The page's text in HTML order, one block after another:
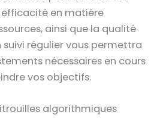
en matière
ainsi que la qualité
suivi régulier vous permettra
nécessaires en cours
vos objectifs.
algorithmiques